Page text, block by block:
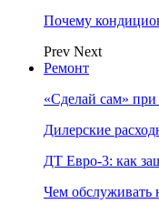
Почему
Prev Next
Ремонт
«Сделай сам» при
Дилерские
ДТ Евро-3: как
Чем обслуживать